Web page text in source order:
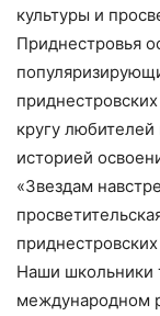
культуры и
Приднестровья
кругу любителей
историей
«Звездам
Наши школьники
международном